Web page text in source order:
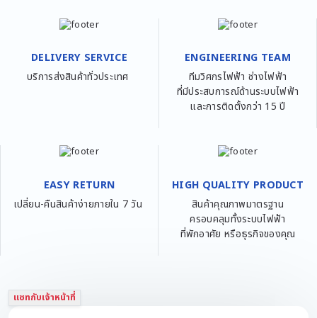
DELIVERY SERVICE
บริการส่งสินค้าทั่วประเทศ
ENGINEERING TEAM
ทีมวิศกรไฟฟ้า ช่างไฟฟ้า
ที่มีประสบการณ์ด้านระบบไฟฟ้า
และการติดตั้งกว่า 15 ปี
EASY RETURN
เปลี่ยน-คืนสินค้าง่ายภายใน 7 วัน
HIGH QUALITY PRODUCT
สินค้าคุณภาพมาตรฐาน
ครอบคลุมทั้งระบบไฟฟ้า
ที่พักอาศัย หรือธุรกิจของคุณ
แชทกับเจ้าหน้าที่